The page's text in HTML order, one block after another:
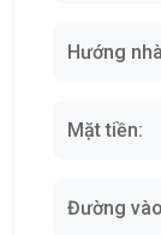
Hướng
Mặt tiền:
Đường